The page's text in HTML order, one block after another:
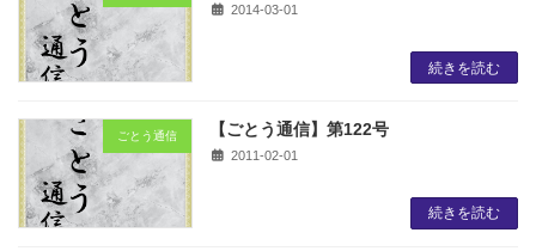
2014-03-01
続きを読む
ごとう通信 【ごとう通信】第122号
2011-02-01
続きを読む